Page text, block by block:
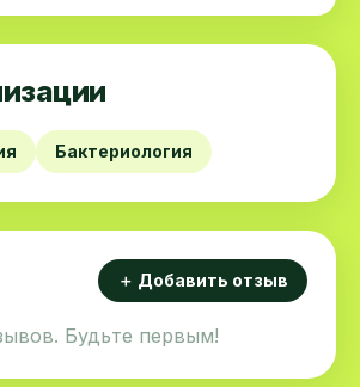
Бактериология
＋ Добавить отзыв
Будьте первым!